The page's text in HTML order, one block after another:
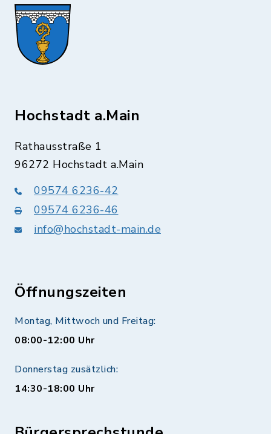
Hochstadt a.Main
Rathausstraße 1
96272 Hochstadt a.Main
09574 6236-42
09574 6236-46
info@hochstadt-main.de
Öffnungszeiten
Montag, Mittwoch und Freitag:
08:00-12:00 Uhr
Donnerstag zusätzlich:
14:30-18:00 Uhr